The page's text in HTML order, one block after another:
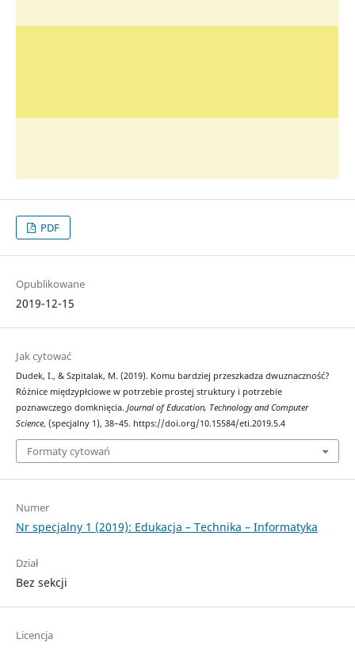
PDF
Opublikowane
2019-12-15
Jak cytować
Dudek, I., & Szpitalak, M. (2019). Komu bardziej przeszkadza dwuznaczność?
Różnice międzypłciowe w potrzebie prostej struktury i potrzebie
poznawczego domknięcia. Journal of Education, Technology and Computer
Science, (specjalny 1), 38–45. https://doi.org/10.15584/eti.2019.5.4
Formaty cytowań
Numer
Nr specjalny 1 (2019): Edukacja – Technika – Informatyka
Dział
Bez sekcji
Licencja